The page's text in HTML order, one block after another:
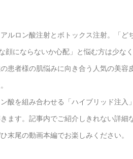
ルロン酸注射とボトックス注射。「ど
顔にならないか心配」と悩む方は少な
患者様の肌悩みに向き合う人気の美容
酸を組み合わせる「ハイブリッド注入
ます。記事内でご紹介しきれない詳細
末尾の動画本編でお楽しみください。